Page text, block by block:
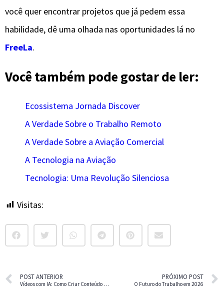
você quer encontrar projetos que já pedem essa
habilidade, dê uma olhada nas oportunidades lá no
FreeLa.
Você também pode gostar de ler:
Ecossistema Jornada Discover
A Verdade Sobre o Trabalho Remoto
A Verdade Sobre a Aviação Comercial
A Tecnologia na Aviação
Tecnologia: Uma Revolução Silenciosa
Visitas:
POST ANTERIOR
Vídeos com IA: Como Criar Conteúdo Viral Sem Aparecer
PRÓXIMO POST
O Futuro do Trabalho em 2026